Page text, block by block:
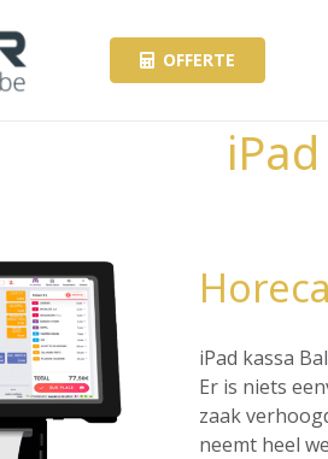
OFFERTE
Horeca
iPad kassa
Er is niets
zaak
neemt heel